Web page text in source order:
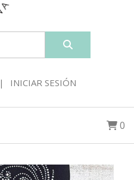
INICIAR SESIÓN
0